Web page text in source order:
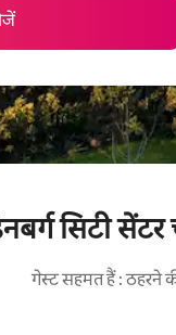
सिटी
गेस्ट सहमत हैं : ठहरने